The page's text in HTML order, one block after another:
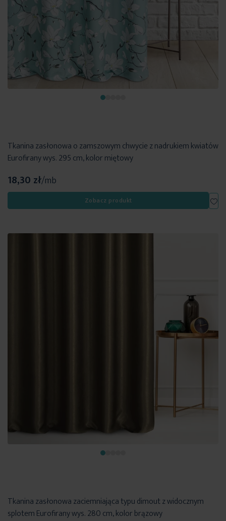
Tkanina zasłonowa o zamszowym chwycie z nadrukiem kwiatów
Eurofirany wys. 295 cm, kolor miętowy
18,30 zł/mb
Zobacz produkt
Tkanina zasłonowa zaciemniająca typu dimout z widocznym
splotem Eurofirany wys. 280 cm, kolor brązowy